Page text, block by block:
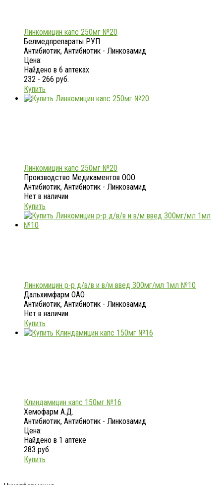
Линкомицин капс 250мг №20
Белмедпрепараты РУП
Антибиотик, Антибиотик - Линкозамид
Цена:
Найдено в 6 аптеках
232 - 266 руб.
Купить
Линкомицин капс 250мг №20
Производство Медикаментов ООО
Антибиотик, Антибиотик - Линкозамид
Нет в наличии
Купить
Линкомицин р-р д/в/в и в/м введ 300мг/мл 1мл №10
Дальхимфарм ОАО
Антибиотик, Антибиотик - Линкозамид
Нет в наличии
Купить
Клиндамицин капс 150мг №16
Хемофарм А.Д.
Антибиотик, Антибиотик - Линкозамид
Цена:
Найдено в 1 аптеке
283 руб.
Купить